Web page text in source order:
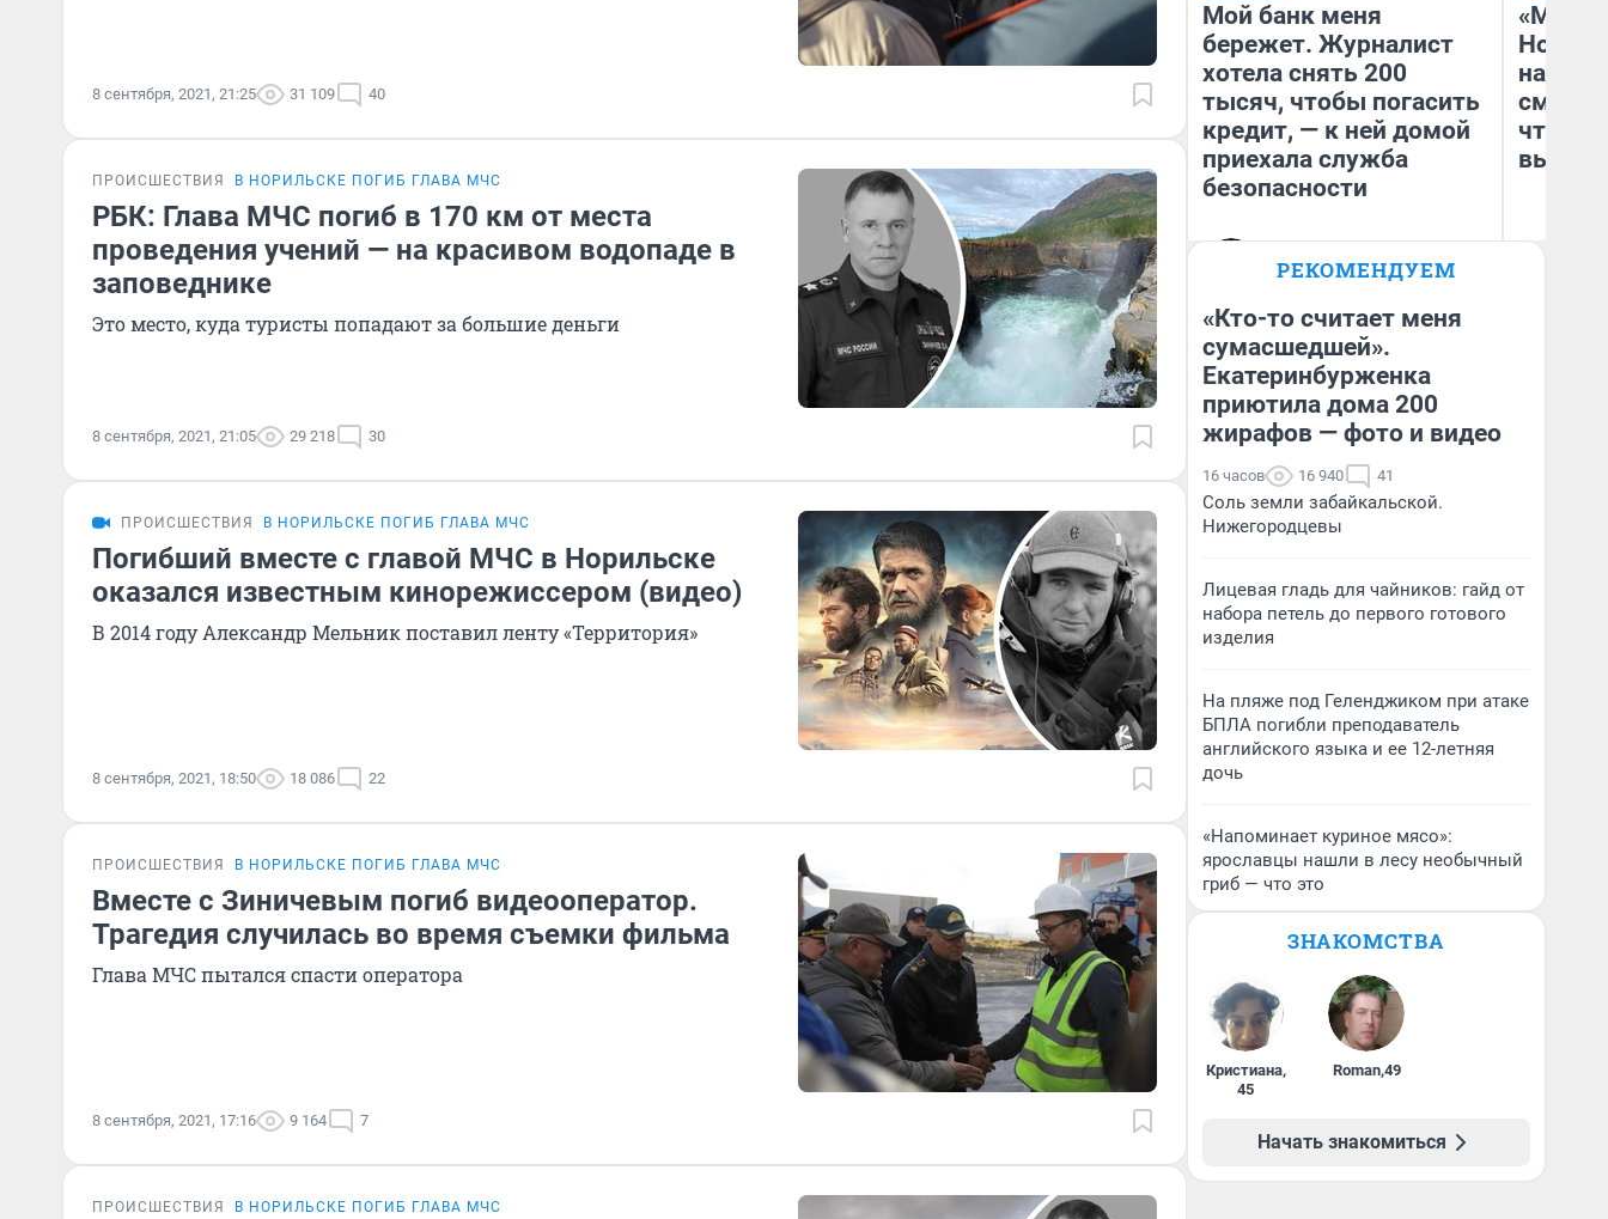
8 сентября, 2021, 21:25 31 109 40
ПРОИСШЕСТВИЯ В НОРИЛЬСКЕ ПОГИБ ГЛАВА МЧС
РБК: Глава МЧС погиб в 170 км от места
проведения учений — на красивом водопаде в
заповеднике
Это место, куда туристы попадают за большие деньги
8 сентября, 2021, 21:05 29 218 30
ПРОИСШЕСТВИЯ В НОРИЛЬСКЕ ПОГИБ ГЛАВА МЧС
Погибший вместе с главой МЧС в Норильске
оказался известным кинорежиссером (видео)
В 2014 году Александр Мельник поставил ленту «Территория»
8 сентября, 2021, 18:50 18 086 22
ПРОИСШЕСТВИЯ В НОРИЛЬСКЕ ПОГИБ ГЛАВА МЧС
Вместе с Зиничевым погиб видеооператор.
Трагедия случилась во время съемки фильма
Глава МЧС пытался спасти оператора
8 сентября, 2021, 17:16 9 164 7
ПРОИСШЕСТВИЯ В НОРИЛЬСКЕ ПОГИБ ГЛАВА МЧС
Мой банк меня
бережет. Журналист
хотела снять 200
тысяч, чтобы погасить
кредит, — к ней домой
приехала служба
безопасности
Автор мнения
«Мы
чтобы
РЕКОМЕНДУЕМ
«Кто-то считает меня
сумасшедшей».
Екатеринбурженка
приютила дома 200
жирафов — фото и видео
16 часов 16 940 41
Соль земли забайкальской.
Нижегородцевы
Лицевая гладь для чайников: гайд от
набора петель до первого готового
изделия
На пляже под Геленджиком при атаке
БПЛА погибли преподаватель
английского языка и ее 12-летняя
дочь
«Напоминает куриное мясо»:
ярославцы нашли в лесу необычный
гриб — что это
ЗНАКОМСТВА
Кристиана,
45
Roman,49
Начать знакомиться